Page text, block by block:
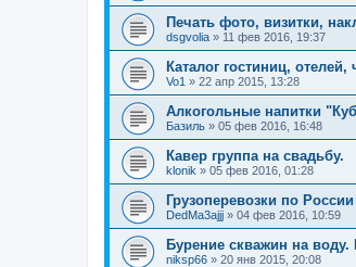
Печать фото, визитки,
dsgvolia » 11 фев 2016, 19:37
Каталог гостиниц,
Vo1 » 22 апр 2015, 13:28
Алкогольные напитки
Базиль » 05 фев 2016, 16:48
Кавер группа на свадьбу.
klonik » 05 фев 2016, 01:28
Грузоперевозки по России
DedMa3ajjj » 04 фев 2016, 10:59
Бурение скважин на
niksp66 » 20 янв 2015, 20:08